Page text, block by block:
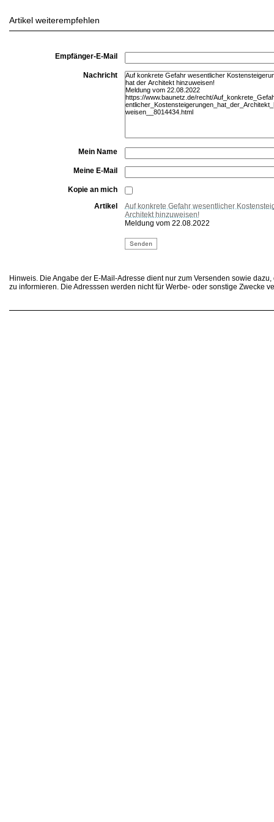
Artikel weiterempfehlen
Empfänger-E-Mail
Nachricht
Mein Name
Meine E-Mail
Kopie an mich
Artikel
Auf konkrete Gefahr wesentlicher
Architekt hinzuweisen!
Meldung vom 22.08.2022
Hinweis. Die Angabe der E-Mail-Adresse dient nur zum Versenden sowie
zu informieren. Die Adresssen werden nicht für Werbe- oder sonstige Zwecke